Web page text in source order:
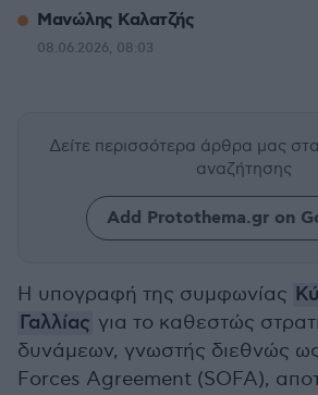
Μανώλης Καλατζής
08.06.2026, 08:03
Δείτε περισσότερα άρθρα μας
αναζήτησης
Add Protothema.gr on
Η υπογραφή της συμφωνίας
Γαλλίας για το καθεστώς
δυνάμεων, γνωστής διεθνώς
Forces Agreement (SOFA),